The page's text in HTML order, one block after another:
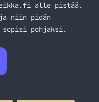
alle pistää.
niin pidän
sopisi pohjaksi.